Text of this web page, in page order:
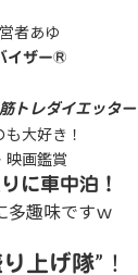
者あゆ
イザー®
トレダイエッター
大好き！
映画鑑賞
に車中泊！
多趣味ですｗ
上げ隊”！